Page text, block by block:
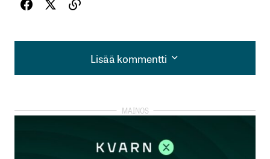
Lisää kommentti
Lisää kommentti
kirjautua
rekisteröityä